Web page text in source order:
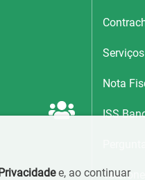
Nota
ISS
e, ao continuar